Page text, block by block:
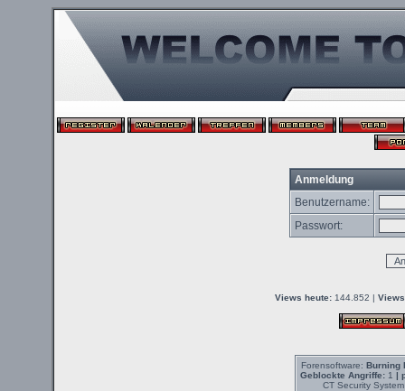
Anmeldung
Benutzername:
Passwort:
Views heute: 144.852 |
Forensoftware: Burning
Geblockte Angriffe:1 |
CT Security